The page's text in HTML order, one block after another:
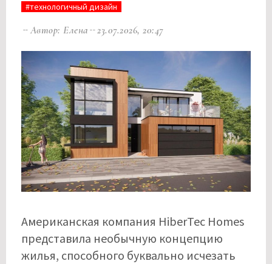
#технологичный дизайн
Автор: Елена 23.07.2026, 20:47
Американская компания HiberTec Homes
представила необычную концепцию
жилья, способного буквально исчезать